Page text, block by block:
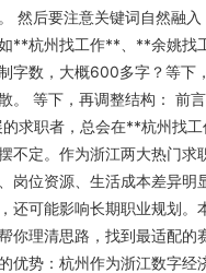
然后要注意关键词自然融入
**杭州找工作**、**余姚找
字数，大概600多字？等下
。 等下，再调整结构： 前言
的求职者，总会在**杭州找
不定。作为浙江两大热门求
岗位资源、生活成本差异明
还可能影响长期职业规划。
你理清思路，找到最适配的
优势：杭州作为浙江数字经